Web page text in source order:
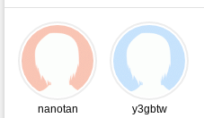
nanotan y3gbtw